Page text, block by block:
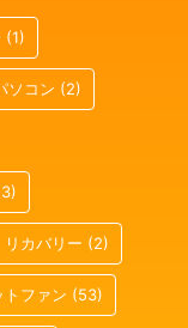
(1)
ソコン (2)
リカバリー (2)
トファン (53)